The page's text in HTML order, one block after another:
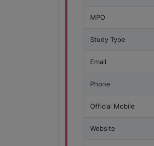
MPO
Study Type
Email
Phone
Official Mobile
Website